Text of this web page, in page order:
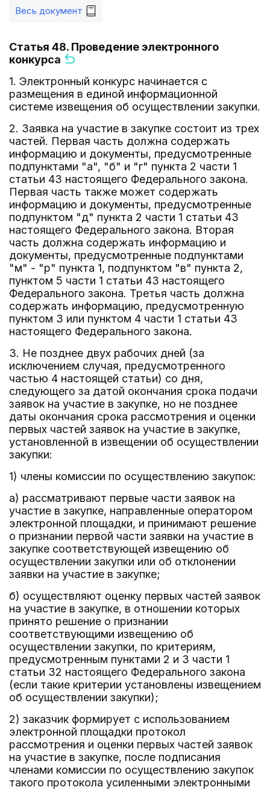
Весь документ
Статья 48. Проведение электронного
конкурса
1. Электронный конкурс начинается с
размещения в единой информационной
системе извещения об осуществлении закупки.
2. Заявка на участие в закупке состоит из трех
частей. Первая часть должна содержать
информацию и документы, предусмотренные
подпунктами "а", "б" и "г" пункта 2 части 1
статьи 43 настоящего Федерального закона.
Первая часть также может содержать
информацию и документы, предусмотренные
подпунктом "д" пункта 2 части 1 статьи 43
настоящего Федерального закона. Вторая
часть должна содержать информацию и
документы, предусмотренные подпунктами
"м" - "р" пункта 1, подпунктом "в" пункта 2,
пунктом 5 части 1 статьи 43 настоящего
Федерального закона. Третья часть должна
содержать информацию, предусмотренную
пунктом 3 или пунктом 4 части 1 статьи 43
настоящего Федерального закона.
3. Не позднее двух рабочих дней (за
исключением случая, предусмотренного
частью 4 настоящей статьи) со дня,
следующего за датой окончания срока подачи
заявок на участие в закупке, но не позднее
даты окончания срока рассмотрения и оценки
первых частей заявок на участие в закупке,
установленной в извещении об осуществлении
закупки:
1) члены комиссии по осуществлению закупок:
а) рассматривают первые части заявок на
участие в закупке, направленные оператором
электронной площадки, и принимают решение
о признании первой части заявки на участие в
закупке соответствующей извещению об
осуществлении закупки или об отклонении
заявки на участие в закупке;
б) осуществляют оценку первых частей заявок
на участие в закупке, в отношении которых
принято решение о признании
соответствующими извещению об
осуществлении закупки, по критериям,
предусмотренным пунктами 2 и 3 части 1
статьи 32 настоящего Федерального закона
(если такие критерии установлены извещением
об осуществлении закупки);
2) заказчик формирует с использованием
электронной площадки протокол
рассмотрения и оценки первых частей заявок
на участие в закупке, после подписания
членами комиссии по осуществлению закупок
такого протокола усиленными электронными